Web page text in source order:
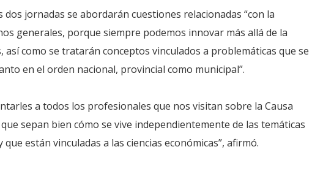
jornadas se abordarán cuestiones relacionadas “con la
generales, porque siempre podemos innovar más allá de la
así como se tratarán conceptos vinculados a problemáticas que se
en el orden nacional, provincial como municipal”.
a todos los profesionales que nos visitan sobre la Causa
sepan bien cómo se vive independientemente de las temáticas
están vinculadas a las ciencias económicas”, afirmó.